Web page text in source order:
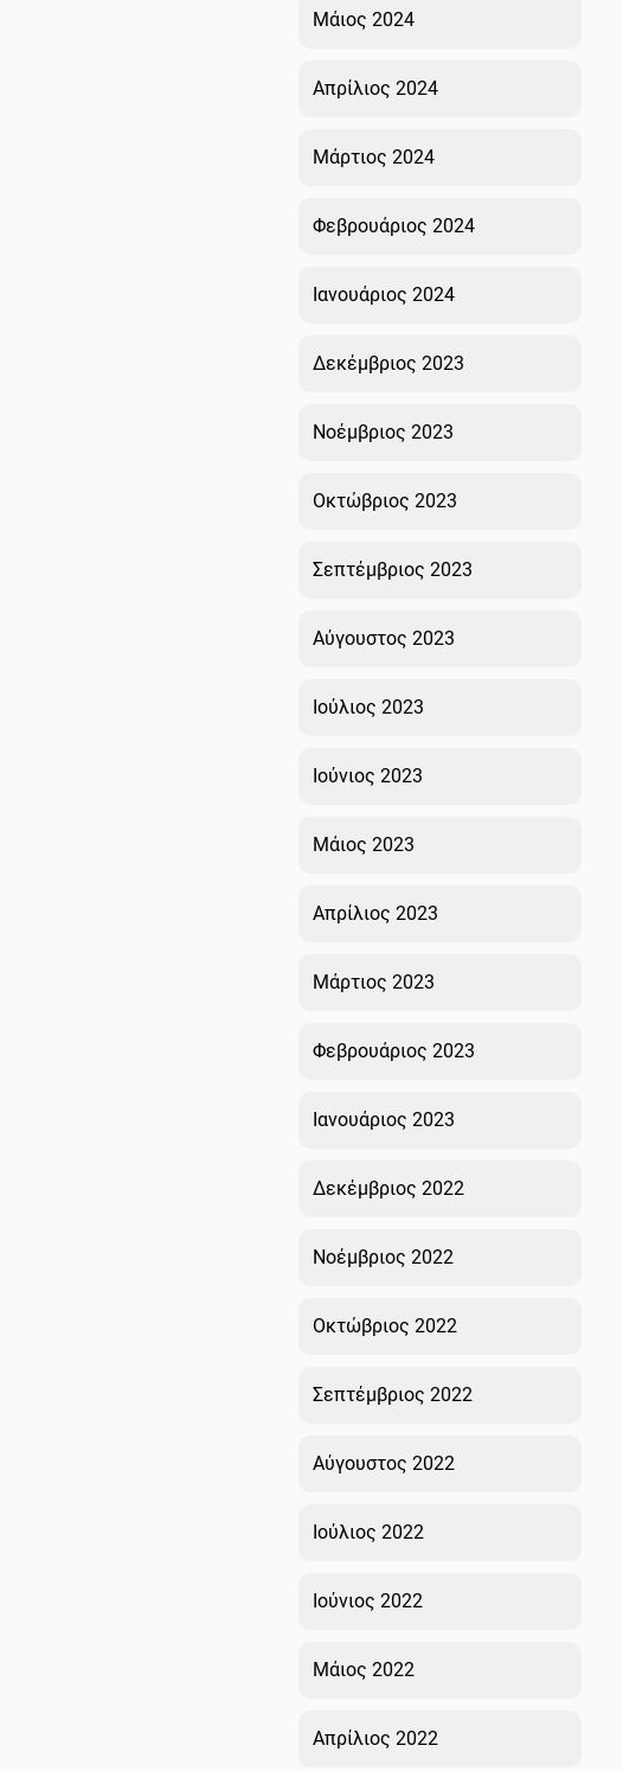
Μάιος 2024
Απρίλιος 2024
Μάρτιος 2024
Φεβρουάριος 2024
Ιανουάριος 2024
Δεκέμβριος 2023
Νοέμβριος 2023
Οκτώβριος 2023
Σεπτέμβριος 2023
Αύγουστος 2023
Ιούλιος 2023
Ιούνιος 2023
Μάιος 2023
Απρίλιος 2023
Μάρτιος 2023
Φεβρουάριος 2023
Ιανουάριος 2023
Δεκέμβριος 2022
Νοέμβριος 2022
Οκτώβριος 2022
Σεπτέμβριος 2022
Αύγουστος 2022
Ιούλιος 2022
Ιούνιος 2022
Μάιος 2022
Απρίλιος 2022